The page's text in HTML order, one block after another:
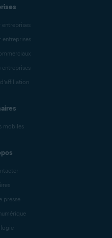
entreprises
mobiles
presse